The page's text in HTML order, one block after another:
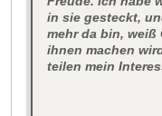
in sie gesteckt,
mehr da bin, weiß
ihnen machen
teilen mein